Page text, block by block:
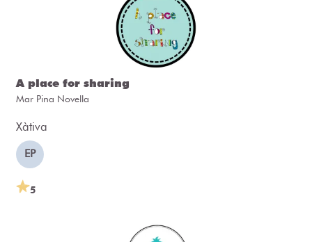
A place for sharing
Mar Pina Novella
Xàtiva
EP
5